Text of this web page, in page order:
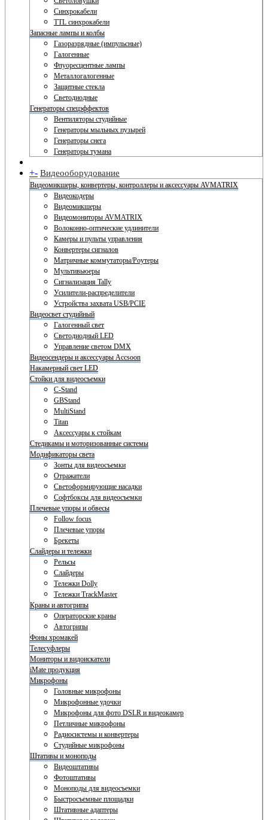
Синхрокабели
TTL синхрокабели
Запасные лампы и колбы
Газоразрядные (импульсные)
Галогенные
Флуоресцентные лампы
Металлогалогенные
Защитные стекла
Светодиодные
Генераторы спецэффектов
Вентиляторы студийные
Генераторы мыльных пузырей
Генераторы снега
Генераторы тумана
+- Видеооборудование
Видеомикшеры, конвертеры, контроллеры и аксессуары AVMATRIX
Видеокодеры
Видеомикшеры
Видеомониторы AVMATRIX
Волоконно-оптические удлинители
Камеры и пульты управления
Конвертеры сигналов
Матричные коммутаторы/Роутеры
Мультивьюеры
Сигнализация Tally
Усилители-распределители
Устройства захвата USB/PCIE
Видеосвет студийный
Галогенный свет
Светодиодный LED
Управление светом DMX
Видеосендеры и аксессуары Accsoon
Накамерный свет LED
Стойки для видеосъемки
C-Stand
GBStand
MultiStand
Titan
Аксессуары к стойкам
Стедикамы и моторизованные системы
Модификаторы света
Зонты для видеосъемки
Отражатели
Светоформирующие насадки
Софтбоксы для видеосъемки
Плечевые упоры и обвесы
Follow focus
Плечевые упоры
Брекеты
Слайдеры и тележки
Рельсы
Слайдеры
Тележки Dolly
Тележки TrackMaster
Краны и автогрипы
Операторские краны
Автогрипы
Фоны хромакей
Телесуфлеры
Мониторы и видоискатели
iMate продукция
Микрофоны
Головные микрофоны
Микрофонные удочки
Микрофоны для фото DSLR и видеокамер
Петличные микрофоны
Радиосистемы и конвертеры
Студийные микрофоны
Штативы и моноподы
Видеоштативы
Фотоштативы
Моноподы для видеосъемки
Быстросъемные площадки
Штативные адаптеры